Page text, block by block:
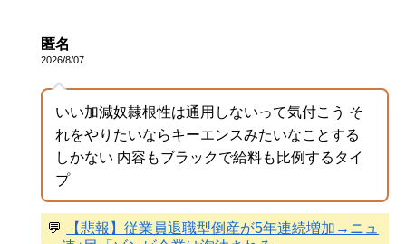
匿名
2026/8/07
いい加減奴隷根性は通用しないって気付こう そ
れをやりたいならキーエンスみたいなことする
しかない 内容もブラックで給料も比例するタイ
プ
💬
【悲報】従業員退職型倒産が5年連続増加→ニュ